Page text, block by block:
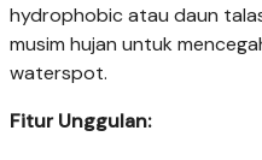
hydrophobic atau daun
musim hujan untuk
waterspot.
Fitur Unggulan: